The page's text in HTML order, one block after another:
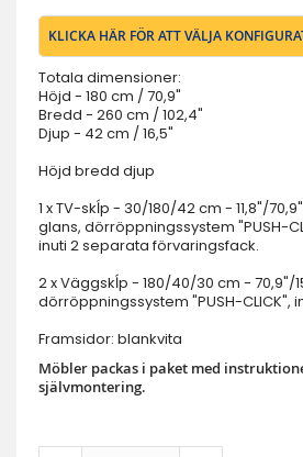
KLICKA HÄR FÖR ATT VÄLJA
Totala dimensioner:
Höjd - 180 cm / 70,9"
Bredd - 260 cm / 102,4"
Djup - 42 cm / 16,5"
Höjd bredd djup
1 x TV-skĺp - 30/180/42 cm - 11,8"/
glans, dörröppningssystem "PUSH-
inuti 2 separata förvaringsfack.
2 x Väggskĺp - 180/40/30 cm - 70,9"/
dörröppningssystem "PUSH-CLICK",
Framsidor: blankvita
Möbler packas i paket med
självmontering.